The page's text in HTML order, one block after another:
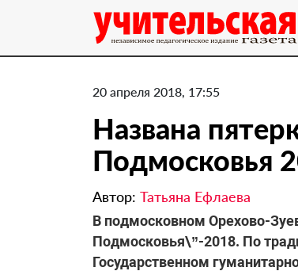
20 апреля 2018, 17:55
Названа
Подмосковья
Автор: Татьяна Ефлаева
В подмосковном Орехово-
Подмосковья\”-2018. По
Государственном